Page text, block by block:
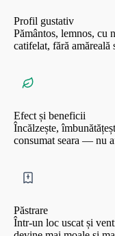
Profil gustativ
Pământos, lemnos, cu
catifelat, fără amăreală
Efect și beneficii
Încălzește,
consumat seara — nu
Păstrare
Într-un loc uscat și